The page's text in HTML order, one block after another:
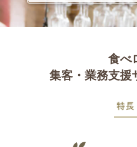
食べ
集客・業務支援